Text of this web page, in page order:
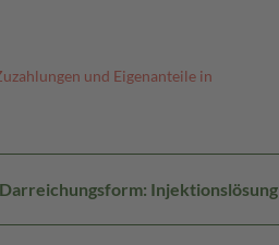
und Eigenanteile in
Darreichungsform: Injektionslösung